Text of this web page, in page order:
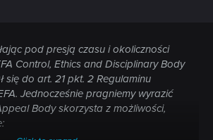
pod presją czasu i okoliczności
Control, Ethics and Disciplinary Body
się do art. 21 pkt. 2 Regulaminu
Jednocześnie pragniemy wyrazić
Body skorzysta z możliwości,